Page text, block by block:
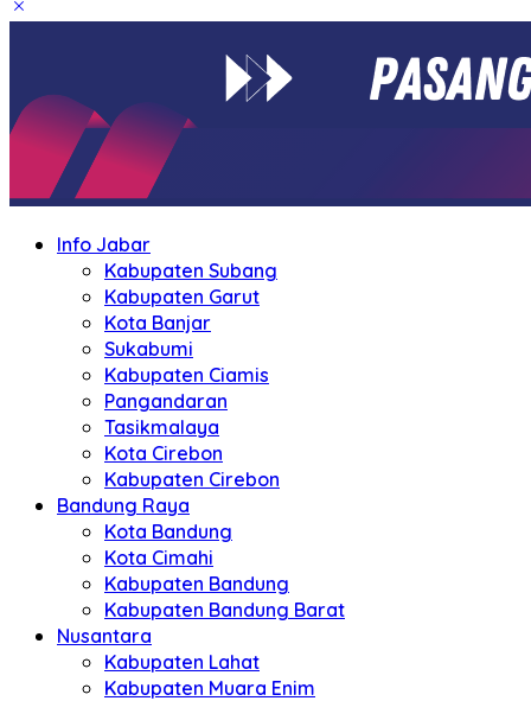
Info Jabar
Kabupaten Subang
Kabupaten Garut
Kota Banjar
Sukabumi
Kabupaten Ciamis
Pangandaran
Tasikmalaya
Kota Cirebon
Kabupaten Cirebon
Bandung Raya
Kota Bandung
Kota Cimahi
Kabupaten Bandung
Kabupaten Bandung Barat
Nusantara
Kabupaten Lahat
Kabupaten Muara Enim